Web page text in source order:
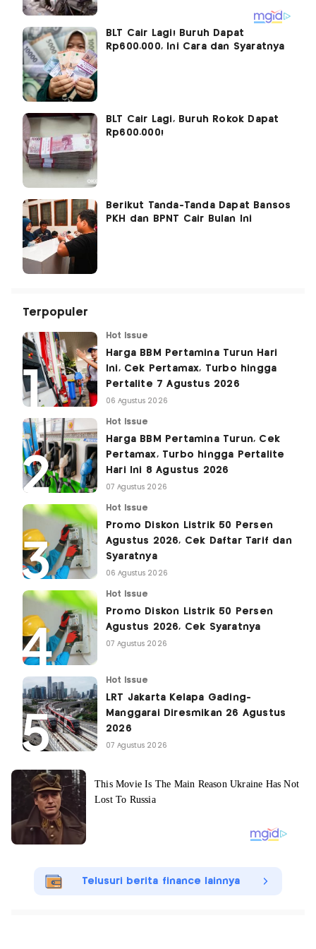
BLT Cair Lagi! Buruh Dapat
Rp600.000, Ini Cara dan Syaratnya
BLT Cair Lagi, Buruh Rokok Dapat
Rp600.000!
Berikut Tanda-Tanda Dapat Bansos
PKH dan BPNT Cair Bulan Ini
Terpopuler
Hot Issue
Harga BBM Pertamina Turun Hari
Ini, Cek Pertamax, Turbo hingga
Pertalite 7 Agustus 2026
06 Agustus 2026
Hot Issue
Harga BBM Pertamina Turun, Cek
Pertamax, Turbo hingga Pertalite
Hari Ini 8 Agustus 2026
07 Agustus 2026
Hot Issue
Promo Diskon Listrik 50 Persen
Agustus 2026, Cek Daftar Tarif dan
Syaratnya
06 Agustus 2026
Hot Issue
Promo Diskon Listrik 50 Persen
Agustus 2026, Cek Syaratnya
07 Agustus 2026
Hot Issue
LRT Jakarta Kelapa Gading-
Manggarai Diresmikan 26 Agustus
2026
07 Agustus 2026
Telusuri berita finance lainnya